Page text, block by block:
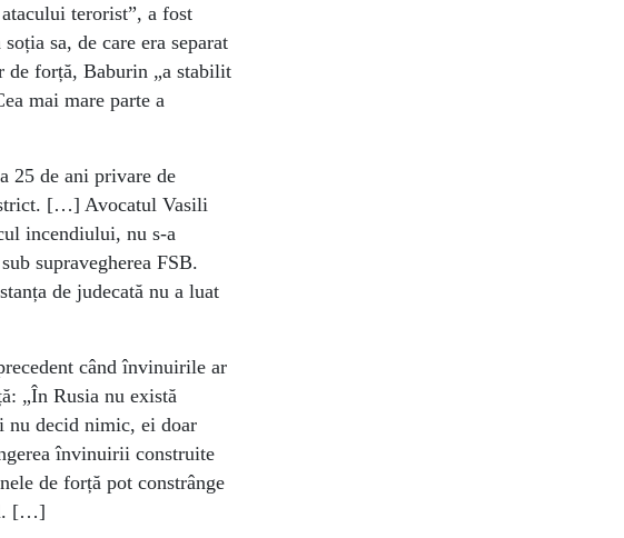
terorist”, a fost
sa, de care era separat
de forță, Baburin „a stabilit
mai mare parte a
25 de ani privare de
[…] Avocatul Vasili
incendiului, nu s-a
supravegherea FSB.
de judecată nu a luat
când învinuirile ar
„În Rusia nu există
nu decid nimic, ei doar
învinuirii construite
de forță pot constrânge
[…]